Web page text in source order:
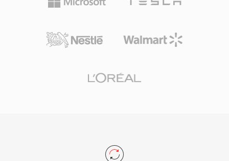
实现。尽管其开发者自 2012 年起正式推荐 Opus
录音和嵌入式设备中广泛使用,其轻量级的解码器